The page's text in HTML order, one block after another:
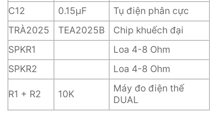
C12
0.15µF
Tụ điện phân cực
TRÀ2025
TEA2025B
Chip khuếch đại
SPKR1
Loa 4-8 Ohm
SPKR2
Loa 4-8 Ohm
R1 + R2 10K
Máy đo điện thế
DUAL